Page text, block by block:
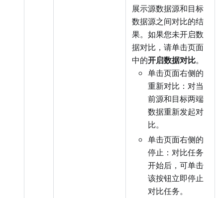
展示源数据源和目标
数据源之间对比的结
果。如果您未开启数
据对比，请单击页面
中的开启数据对比。
单击页面右侧的
重新对比：对当
前源和目标两端
数据重新发起对
比。
单击页面右侧的
停止：对比任务
开始后，可单击
该按钮立即停止
对比任务。